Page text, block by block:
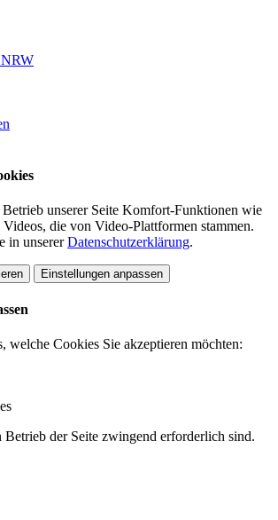
unserer Seite Komfort-Funktionen wie
die von Video-Plattformen stammen.
in unsererDatenschutzerklärung.
Einstellungen anpassen
welche Cookies Sie akzeptieren möchten:
der Seite zwingend erforderlich sind.